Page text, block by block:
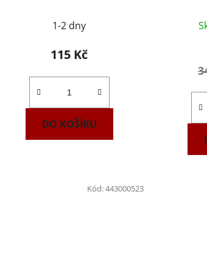
1-2 dny
115 Kč
DO KOŠÍKU
Kód:443000523